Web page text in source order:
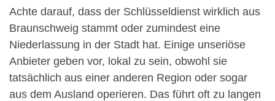
Achte darauf, dass der Schlüsseldienst wirklich aus
Braunschweig stammt oder zumindest eine
Niederlassung in der Stadt hat. Einige unseriöse
Anbieter geben vor, lokal zu sein, obwohl sie
tatsächlich aus einer anderen Region oder sogar
aus dem Ausland operieren. Das führt oft zu langen